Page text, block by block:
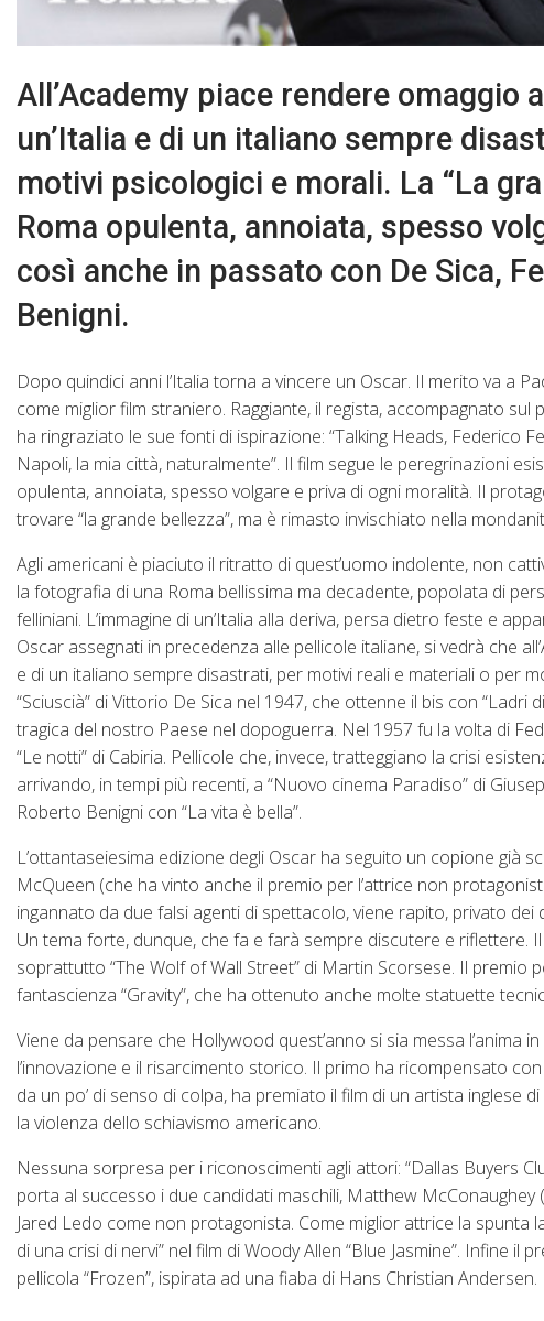
All’Academy piace rendere omaggio
un’Italia e di un italiano sempre
motivi psicologici e morali. La “La
Roma opulenta, annoiata, spesso
così anche in passato con De Sica,
Benigni.
Dopo quindici anni l’Italia torna a vincere un Oscar. Il merito va a
come miglior film straniero. Raggiante, il regista, accompagnato
ha ringraziato le sue fonti di ispirazione: “Talking Heads, Federico
Napoli, la mia città, naturalmente”. Il film segue le peregrinazioni
opulenta, annoiata, spesso volgare e priva di ogni moralità. Il
trovare “la grande bellezza”, ma è rimasto invischiato nella
Agli americani è piaciuto il ritratto di quest’uomo indolente, non
la fotografia di una Roma bellissima ma decadente, popolata di
felliniani. L’immagine di un’Italia alla deriva, persa dietro feste e
Oscar assegnati in precedenza alle pellicole italiane, si vedrà che
e di un italiano sempre disastrati, per motivi reali e materiali o per
“Sciuscià” di Vittorio De Sica nel 1947, che ottenne il bis con
tragica del nostro Paese nel dopoguerra. Nel 1957 fu la volta di
“Le notti” di Cabiria. Pellicole che, invece, tratteggiano la crisi
arrivando, in tempi più recenti, a “Nuovo cinema Paradiso” di
Roberto Benigni con “La vita è bella”.
L’ottantaseiesima edizione degli Oscar ha seguito un copione già
McQueen (che ha vinto anche il premio per l’attrice non
ingannato da due falsi agenti di spettacolo, viene rapito, privato
Un tema forte, dunque, che fa e farà sempre discutere e riflettere.
soprattutto “The Wolf of Wall Street” di Martin Scorsese. Il premio
fantascienza “Gravity”, che ha ottenuto anche molte statuette
Viene da pensare che Hollywood quest’anno si sia messa l’anima
l’innovazione e il risarcimento storico. Il primo ha ricompensato
da un po’ di senso di colpa, ha premiato il film di un artista
la violenza dello schiavismo americano.
Nessuna sorpresa per i riconoscimenti agli attori: “Dallas Buyers
porta al successo i due candidati maschili, Matthew
Jared Ledo come non protagonista. Come miglior attrice la spunta
di una crisi di nervi” nel film di Woody Allen “Blue Jasmine”. Infine
pellicola “Frozen”, ispirata ad una fiaba di Hans Christian Andersen.